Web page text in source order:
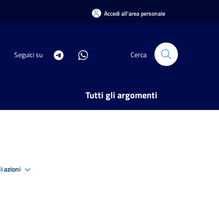
Accedi all'area personale
Seguici su Cerca
Tutti gli argomenti
azioni